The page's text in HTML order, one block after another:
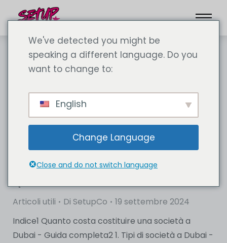
Quanto costa un'azienda a Dubai?
Articoli utili Di SetupCo
19 settembre 2024
Indice1 Quanto costa costituire una società a
Dubai - Guida completa2 1. Tipi di società a Dubai -
We've detected you might be
speaking a different language. Do you
want to change to:
English
Change Language
Close and do not switch language